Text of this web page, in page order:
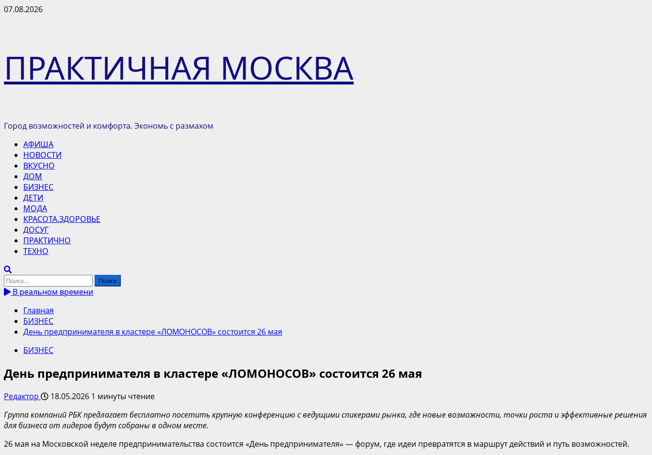
Перейти
07.08.2026
ПРАКТИЧНАЯ МОСКВА
Город возможностей и комфорта. Экономь с размахом
Основное
меню
АФИША
НОВОСТИ
ВКУСНО
ДОМ
БИЗНЕС
ДЕТИ
МОДА
КРАСОТА.ЗДОРОВЬЕ
ДОСУГ
ПРАКТИЧНО
ТЕХНО
Найти:
В реальном времени
Главная
БИЗНЕС
День предпринимателя в кластере «ЛОМОНОСОВ» состоится 26 мая
БИЗНЕС
День предпринимателя в кластере «ЛОМОНОСОВ» состоится 26 мая
Редактор 18.05.2026 1 минуты чтение
Группа компаний РБК предлагает бесплатно посетить крупную конференцию с ведущими спикерами рынка, где новые возможности, точки роста и эффективные решения
для бизнеса от лидеров будут собраны в одном месте.
26 мая на Московской неделе предпринимательства состоится «День предпринимателя» — форум, где идеи превратятся в маршрут действий и путь возможностей.